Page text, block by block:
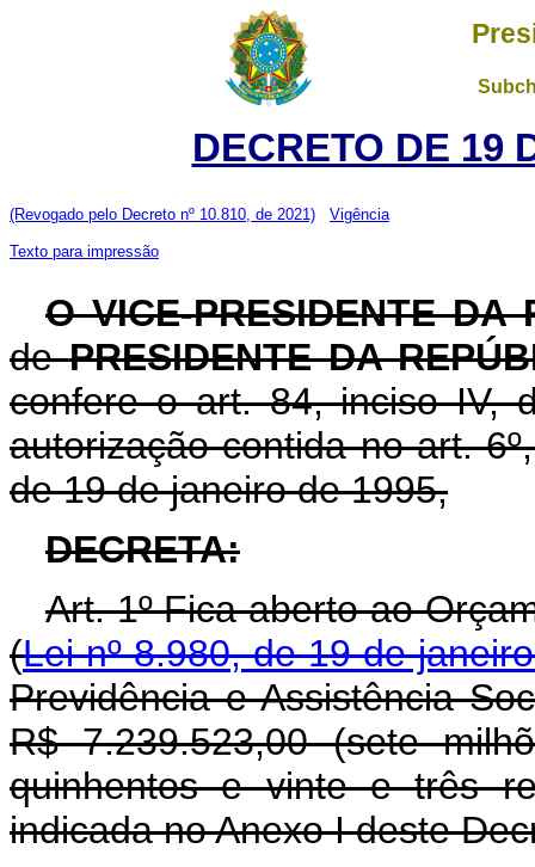
DECRETO DE 19
(Revogado pelo Decreto nº 10.810, de 2021) Vigência
Texto para impressão
O VICE-PRESIDENTE DA
dePRESIDENTE DA
confere o art. 84, inciso IV,
autorização contida no art.
de 19 de janeiro de 1995,
DECRETA:
Art. 1º Fica aberto ao
(Lei nº 8.980, de 19 de
Previdência e Assistência
R$ 7.239.523,00 (sete
quinhentos e vinte e três
indicada no Anexo I deste